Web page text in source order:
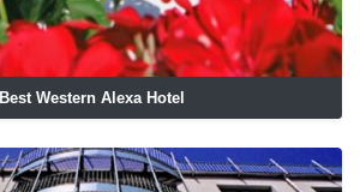
Best Western Alexa Hotel